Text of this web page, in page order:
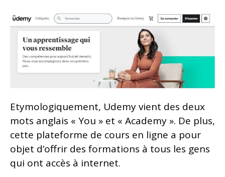
Etymologiquement, Udemy vient des deux
mots anglais « You » et « Academy ». De plus,
cette plateforme de cours en ligne a pour
objet d’offrir des formations à tous les gens
qui ont accès à internet.